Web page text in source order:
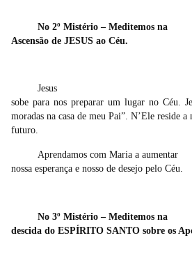
No 2º Mistério – Meditemos na
Ascensão de JESUS ao Céu.
Jesus
sobe para nos preparar um lugar no Céu.
moradas na casa de meu Pai”. N’Ele reside a
futuro.
Aprendamos com Maria a aumentar
nossa esperança e nosso de desejo pelo Céu.
No 3º Mistério – Meditemos na
descida do ESPÍRITO SANTO sobre os